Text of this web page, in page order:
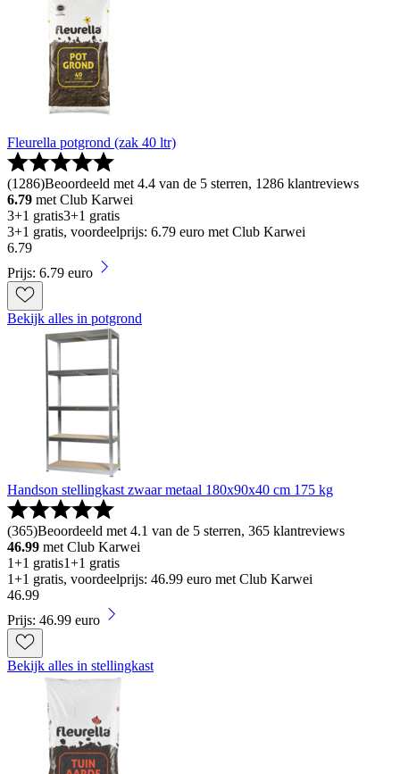
Fleurella potgrond (zak 40 ltr)
(1286)Beoordeeld met 4.4 van de 5 sterren, 1286 klantreviews
6.79 met Club Karwei
3+1 gratis3+1 gratis
3+1 gratis, voordeelprijs: 6.79 euro met Club Karwei
6.79
Prijs: 6.79 euro
Bekijk alles in potgrond
Handson stellingkast zwaar metaal 180x90x40 cm 175 kg
(365)Beoordeeld met 4.1 van de 5 sterren, 365 klantreviews
46.99 met Club Karwei
1+1 gratis1+1 gratis
1+1 gratis, voordeelprijs: 46.99 euro met Club Karwei
46.99
Prijs: 46.99 euro
Bekijk alles in stellingkast